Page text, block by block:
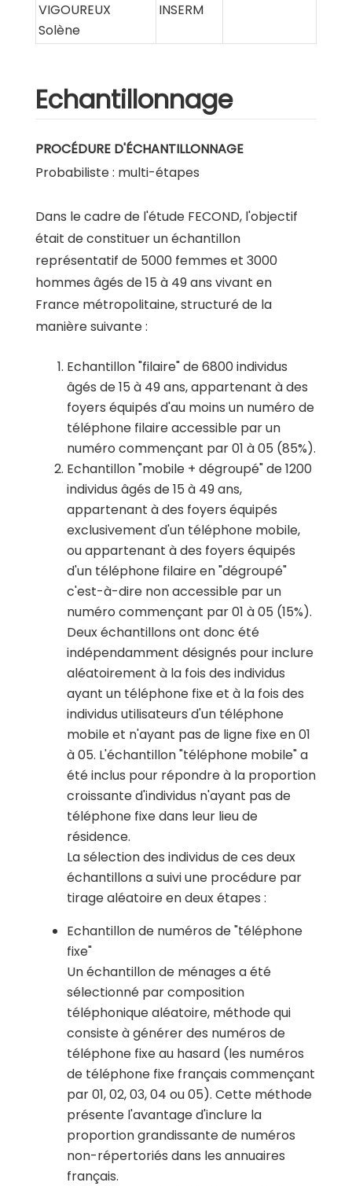
VIGOUREUX
Solène
INSERM
Echantillonnage
PROCÉDURE D'ÉCHANTILLONNAGE
Probabiliste : multi-étapes
Dans le cadre de l'étude FECOND, l'objectif
était de constituer un échantillon
représentatif de 5000 femmes et 3000
hommes âgés de 15 à 49 ans vivant en
France métropolitaine, structuré de la
manière suivante :
Echantillon "filaire" de 6800 individus
âgés de 15 à 49 ans, appartenant à des
foyers équipés d'au moins un numéro de
téléphone filaire accessible par un
numéro commençant par 01 à 05 (85%).
Echantillon "mobile + dégroupé" de 1200
individus âgés de 15 à 49 ans,
appartenant à des foyers équipés
exclusivement d'un téléphone mobile,
ou appartenant à des foyers équipés
d'un téléphone filaire en "dégroupé"
c'est-à-dire non accessible par un
numéro commençant par 01 à 05 (15%).
Deux échantillons ont donc été
indépendamment désignés pour inclure
aléatoirement à la fois des individus
ayant un téléphone fixe et à la fois des
individus utilisateurs d'un téléphone
mobile et n'ayant pas de ligne fixe en 01
à 05. L'échantillon "téléphone mobile" a
été inclus pour répondre à la proportion
croissante d'individus n'ayant pas de
téléphone fixe dans leur lieu de
résidence.
La sélection des individus de ces deux
échantillons a suivi une procédure par
tirage aléatoire en deux étapes :
Echantillon de numéros de "téléphone
fixe"
Un échantillon de ménages a été
sélectionné par composition
téléphonique aléatoire, méthode qui
consiste à générer des numéros de
téléphone fixe au hasard (les numéros
de téléphone fixe français commençant
par 01, 02, 03, 04 ou 05). Cette méthode
présente l'avantage d'inclure la
proportion grandissante de numéros
non-répertoriés dans les annuaires
français.